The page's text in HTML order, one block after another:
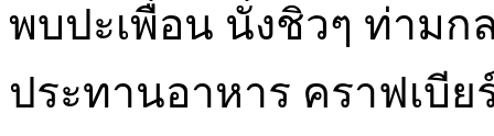
พบปะเพื่อน นั่งชิวๆ ท่ามก
ประทานอาหาร คราฟเบี